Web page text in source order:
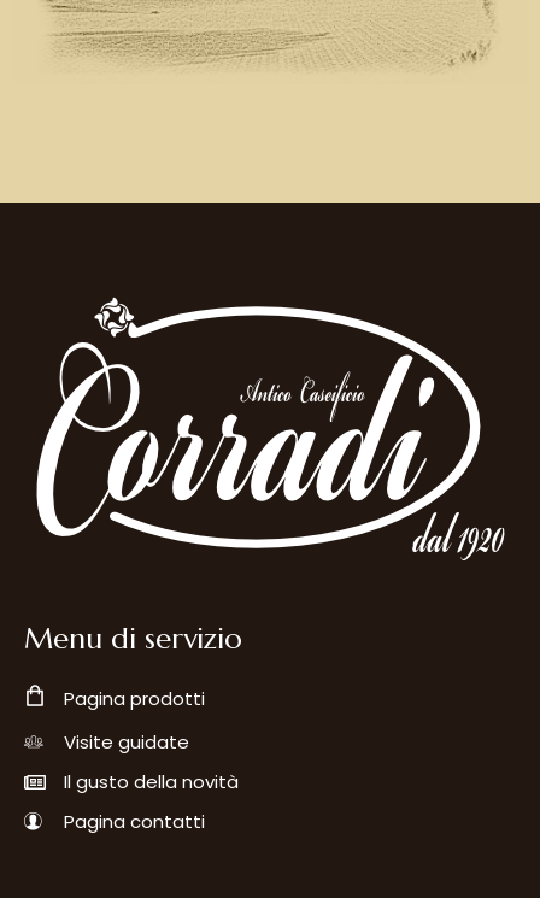
legame con il territorio, mantenendo viva la tradizione e
l’autenticità che caratterizzano il nostro lavoro.
Menu di servizio
Pagina prodotti
Visite guidate
Il gusto della novità
Pagina contatti